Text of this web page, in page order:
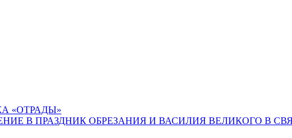
«ОТРАДЫ»
В ПРАЗДНИК ОБРЕЗАНИЯ И ВАСИЛИЯ ВЕЛИКОГО В